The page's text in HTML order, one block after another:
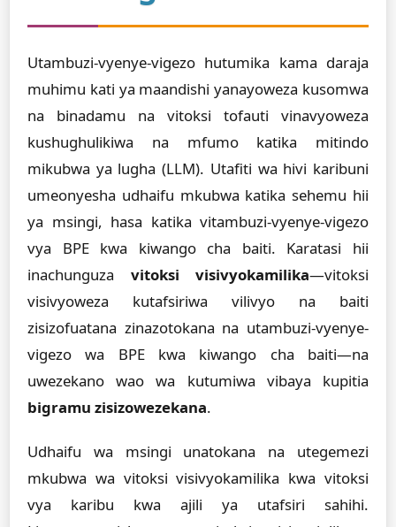
Utambuzi-vyenye-vigezo hutumika kama daraja
muhimu kati ya maandishi yanayoweza kusomwa
na binadamu na vitoksi tofauti vinavyoweza
kushughulikiwa na mfumo katika mitindo
mikubwa ya lugha (LLM). Utafiti wa hivi karibuni
umeonyesha udhaifu mkubwa katika sehemu hii
ya msingi, hasa katika vitambuzi-vyenye-vigezo
vya BPE kwa kiwango cha baiti. Karatasi hii
inachunguza vitoksi visivyokamilika—vitoksi
visivyoweza kutafsiriwa vilivyo na baiti
zisizofuatana zinazotokana na utambuzi-vyenye-
vigezo wa BPE kwa kiwango cha baiti—na
uwezekano wao wa kutumiwa vibaya kupitia
bigramu zisizowezekana.
Udhaifu wa msingi unatokana na utegemezi
mkubwa wa vitoksi visivyokamilika kwa vitoksi
vya karibu kwa ajili ya utafsiri sahihi.